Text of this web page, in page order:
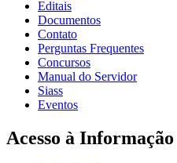
Editais
Documentos
Contato
Perguntas Frequentes
Concursos
Manual do Servidor
Siass
Eventos
Acesso à Informação